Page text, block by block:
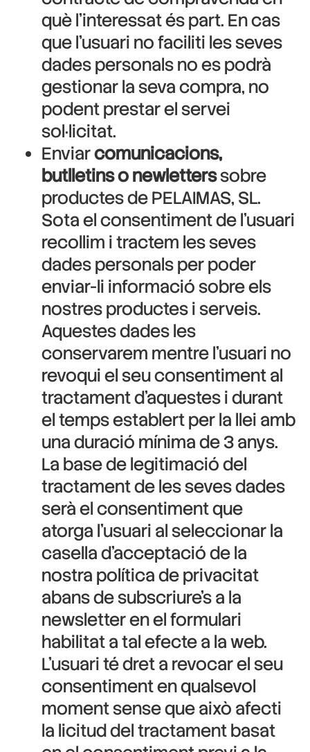
què l’interessat és part. En cas
que l’usuari no faciliti les seves
dades personals no es podrà
gestionar la seva compra, no
podent prestar el servei
sol·licitat.
Enviarcomunicacions,
butlletins o newletterssobre
productes de PELAIMAS, SL.
Sota el consentiment de l’usuari
recollim i tractem les seves
dades personals per poder
enviar-li informació sobre els
nostres productes i serveis.
Aquestes dades les
conservarem mentre l’usuari no
revoqui el seu consentiment al
tractament d’aquestes i durant
el temps establert per la llei amb
una duració mínima de 3 anys.
La base de legitimació del
tractament de les seves dades
serà el consentiment que
atorga l’usuari al seleccionar la
casella d’acceptació de la
nostra política de privacitat
abans de subscriure’s a la
newsletter en el formulari
habilitat a tal efecte a la web.
L’usuari té dret a revocar el seu
consentiment en qualsevol
moment sense que això afecti
la licitud del tractament basat